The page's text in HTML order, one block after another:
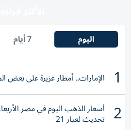
اليوم 7 أيام
1 الإمارات.. أمطار غزيرة على بعض
2 تحديث لعيار 21